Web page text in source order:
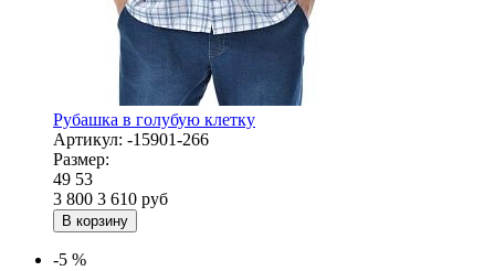
Рубашка в голубую клетку
Артикул: -15901-266
Размер:
49 53
3 800 3 610 руб
В корзину
-5 %